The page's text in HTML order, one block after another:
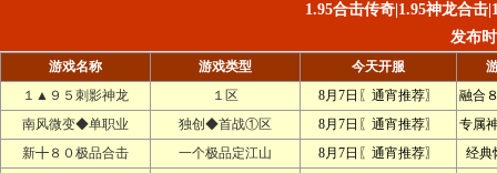
1.95合击传奇|1.95神龙合击
发布
游戏名称 游戏类型 今天开服
１▲９５刺影神龙
１区 8月7日〖通宵推荐〗
融合
南风微变◆单职业
独创◆首战①区 8月7日〖通宵推荐〗
专属
新╋８０极品合击
一个极品定江山 8月7日〖通宵推荐〗
经